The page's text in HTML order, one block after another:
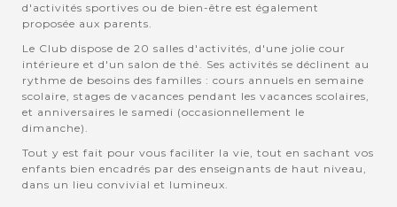
d'activités sportives ou de bien-être est également
proposée aux parents.
Le Club dispose de 20 salles d'activités, d'une jolie cour
intérieure et d'un salon de thé. Ses activités se déclinent au
rythme de besoins des familles : cours annuels en semaine
scolaire, stages de vacances pendant les vacances scolaires,
et anniversaires le samedi (occasionnellement le
dimanche).
Tout y est fait pour vous faciliter la vie, tout en sachant vos
enfants bien encadrés par des enseignants de haut niveau,
dans un lieu convivial et lumineux.